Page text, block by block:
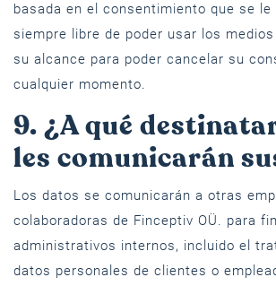
basada en el consentimiento que se
siempre libre de poder usar los
su alcance para poder cancelar su
cualquier momento.
9. ¿A qué
les comunicarán
Los datos se comunicarán a otras
colaboradoras de Finceptiv OÜ. para
administrativos internos, incluido el
datos personales de clientes o